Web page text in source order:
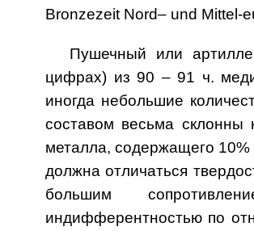
Bronzezeit Nord– und Mittel-
Пушечный или
цифрах) из 90 – 91 ч.
иногда небольшие
составом весьма склонны
металла, содержащего
должна отличаться
большим
индифферентностью по